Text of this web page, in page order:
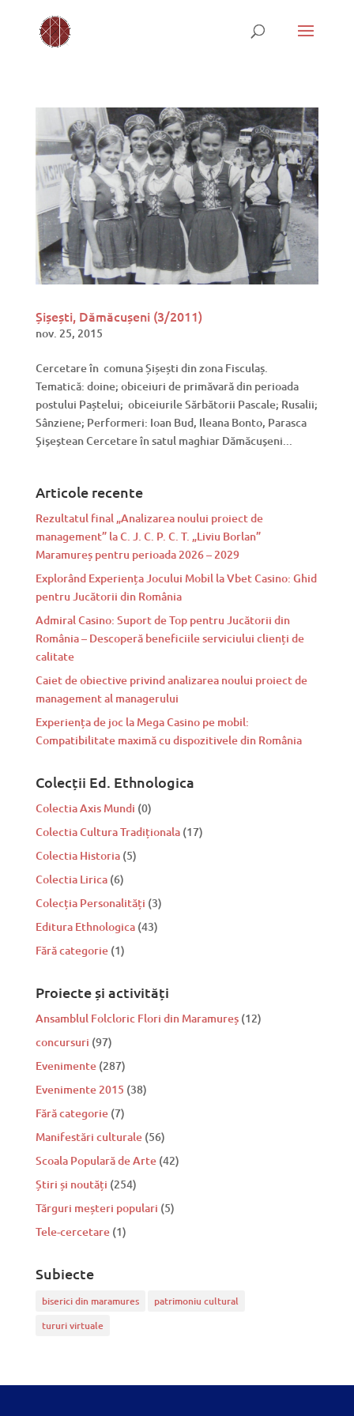
Șișești, Dămăcușeni (3/2011)
nov. 25, 2015
Cercetare în comuna Șișești din zona Fisculaș.
Tematică: doine; obiceiuri de primăvară din perioada
postului Paștelui; obiceiurile Sărbătorii Pascale; Rusalii;
Sânziene; Performeri: Ioan Bud, Ileana Bonto, Parasca
Şişeştean Cercetare în satul maghiar Dămăcuşeni...
Articole recente
Rezultatul final „Analizarea noului proiect de
management” la C. J. C. P. C. T. „Liviu Borlan”
Maramureș pentru perioada 2026 – 2029
Explorând Experiența Jocului Mobil la Vbet Casino: Ghid
pentru Jucătorii din România
Admiral Casino: Suport de Top pentru Jucătorii din
România – Descoperă beneficiile serviciului clienți de
calitate
Caiet de obiective privind analizarea noului proiect de
management al managerului
Experiența de joc la Mega Casino pe mobil:
Compatibilitate maximă cu dispozitivele din România
Colecții Ed. Ethnologica
Colectia Axis Mundi (0)
Colectia Cultura Tradiționala (17)
Colectia Historia (5)
Colectia Lirica (6)
Colecția Personalități (3)
Editura Ethnologica (43)
Fără categorie (1)
Proiecte și activități
Ansamblul Folcloric Flori din Maramureș(12)
concursuri (97)
Evenimente(287)
Evenimente 2015 (38)
Fără categorie(7)
Manifestări culturale(56)
Scoala Populară de Arte(42)
Știri și noutăți (254)
Tărguri meșteri populari (5)
Tele-cercetare(1)
Subiecte
biserici din maramures
patrimoniu cultural
tururi virtuale